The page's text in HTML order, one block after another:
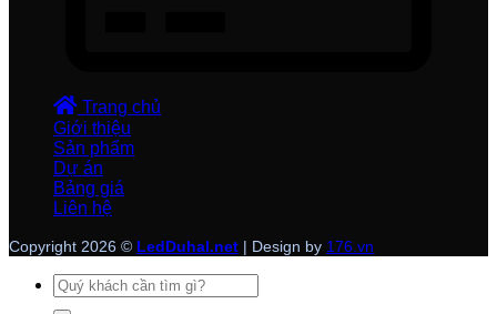
Trang chủ
Giới thiệu
Sản phẩm
Dự án
Bảng giá
Liên hệ
Copyright 2026 © LedDuhal.net | Design by 176.vn
Tìm
kiếm: